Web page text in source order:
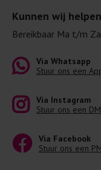
Kunnen wij
Bereikbaar Ma t/m
Via Whatsapp
Stuur ons een
Via Instagram
Stuur ons een DM
Via Facebook
Stuur ons een